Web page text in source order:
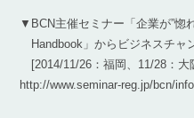
▼BCN主催セミナー「企業が”惚
Handbook」からビジネスチャ
[2014/11/26：福岡、11/28：大
http://www.seminar-reg.jp/bcn/